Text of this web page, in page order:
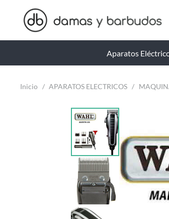
Aparatos
Inicio / APARATOS ELECTRICOS /